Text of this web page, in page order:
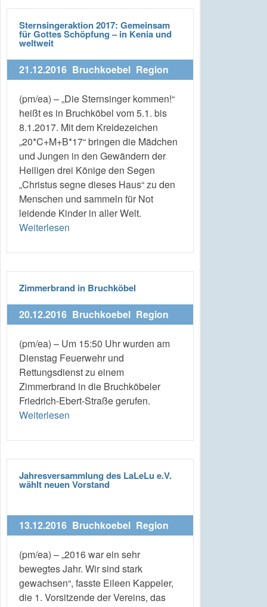
Sternsingeraktion 2017: Gemeinsam
für Gottes Schöpfung – in Kenia und
weltweit
21.12.2016 Bruchkoebel Region
(pm/ea) – „Die Sternsinger kommen!“
heißt es in Bruchköbel vom 5.1. bis
8.1.2017. Mit dem Kreidezeichen
„20*C+M+B*17“ bringen die Mädchen
und Jungen in den Gewändern der
Heiligen drei Könige den Segen
„Christus segne dieses Haus“ zu den
Menschen und sammeln für Not
leidende Kinder in aller Welt.
Weiterlesen
Zimmerbrand in Bruchköbel
20.12.2016 Bruchkoebel Region
(pm/ea) – Um 15:50 Uhr wurden am
Dienstag Feuerwehr und
Rettungsdienst zu einem
Zimmerbrand in die Bruchköbeler
Friedrich-Ebert-Straße gerufen.
Weiterlesen
Jahresversammlung des LaLeLu e.V.
wählt neuen Vorstand
13.12.2016 Bruchkoebel Region
(pm/ea) – „2016 war ein sehr
bewegtes Jahr. Wir sind stark
gewachsen“, fasste Eileen Kappeler,
die 1. Vorsitzende der Vereins, das